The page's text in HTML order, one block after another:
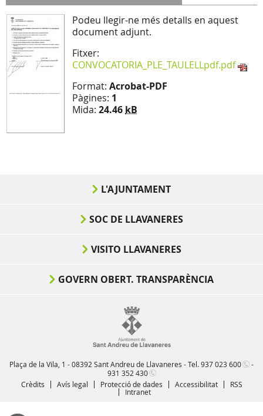
Podeu llegir-ne més detalls en aquest
document adjunt.
Fitxer:
CONVOCATORIA_PLE_TAULELLpdf.pdf
Format: Acrobat-PDF
Pàgines: 1
Mida: 24.46 kB
L'AJUNTAMENT
SOC DE LLAVANERES
VISITO LLAVANERES
GOVERN OBERT. TRANSPARÈNCIA
Plaça de la Vila, 1 - 08392 Sant Andreu de Llavaneres - Tel.937 023 600
-
931 352 430
Crèdits
Avís legal Protecció de dades Accessibilitat
RSS
Intranet